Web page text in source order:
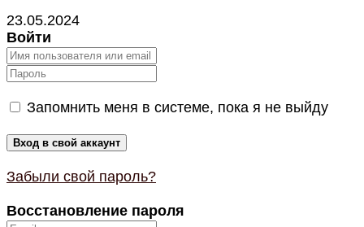
23.05.2024
Войти
Запомнить меня в системе, пока я не выйду
Забыли свой пароль?
Восстановление пароля